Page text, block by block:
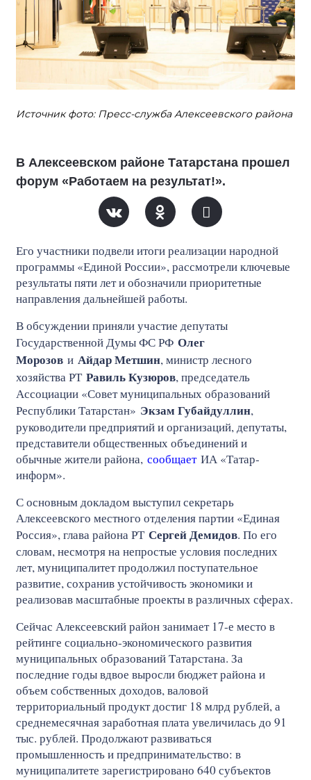
Источник фото: Пресс-служба Алексеевского района
В Алексеевском районе Татарстана прошел
форум «Работаем на результат!».
Его участники подвели итоги реализации народной
программы «Единой России», рассмотрели ключевые
результаты пяти лет и обозначили приоритетные
направления дальнейшей работы.
В обсуждении приняли участие депутаты
Государственной Думы ФС РФ Олег
Морозов и Айдар Метшин, министр лесного
хозяйства РТ Равиль Кузюров, председатель
Ассоциации «Совет муниципальных образований
Республики Татарстан» Экзам Губайдуллин,
руководители предприятий и организаций, депутаты,
представители общественных объединений и
обычные жители района, сообщаетИА «Татар-
информ».
С основным докладом выступил секретарь
Алексеевского местного отделения партии «Единая
Россия», глава района РТ Сергей Демидов. По его
словам, несмотря на непростые условия последних
лет, муниципалитет продолжил поступательное
развитие, сохранив устойчивость экономики и
реализовав масштабные проекты в различных сферах.
Сейчас Алексеевский район занимает 17-е место в
рейтинге социально-экономического развития
муниципальных образований Татарстана. За
последние годы вдвое выросли бюджет района и
объем собственных доходов, валовой
территориальный продукт достиг 18 млрд рублей, а
среднемесячная заработная плата увеличилась до 91
тыс. рублей. Продолжают развиваться
промышленность и предпринимательство: в
муниципалитете зарегистрировано 640 субъектов